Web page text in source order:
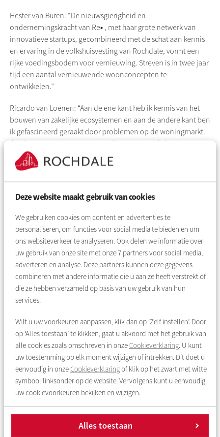
Deze website maakt gebruik van cookies
We gebruiken cookies om content en advertenties te
personaliseren, om functies voor social media te bieden en om
ons websiteverkeer te analyseren. Ook delen we informatie over
uw gebruik van onze site met onze7 partners voor social media,
adverteren en analyse. Deze partners kunnen deze gegevens
combineren met andere informatie die u aan ze heeft verstrekt of
die ze hebben verzameld op basis van uw gebruik van hun
services.
Wilt u uw voorkeuren aanpassen, klik dan op ‘Zelf instellen’. Door
op ‘Alles toestaan’ te klikken, gaat u akkoord met het gebruik van
alle cookies zoals omschreven in onze Cookieverklaring. U kunt
uw toestemming op elk moment wijzigen of intrekken. Dit doet u
eenvoudig in onze Cookieverklaringof klik op het zwart met witte
symbool linksonder op de website. Vervolgens kunt u eenvoudig
uw cookievoorkeuren bekijken en wijzigen.
Alles toestaan
Hester van Buren: “De nieuwsgierigheid en
ondernemingskracht van Re• , met haar grote netwerk van
innovatieve startups, gecombineerd met de schat aan kennis
en ervaring in de volkshuisvesting van Rochdale, vormt een
rijke voedingsbodem voor vernieuwing. Streven is in twee jaar
tijd een aantal vernieuwende woonconcepten te
ontwikkelen.”
Ricardo van Loenen: “Aan de ene kant heb ik kennis van het
bouwen van zakelijke ecosystemen en aan de andere kant ben
ik gefascineerd geraakt door problemen op de woningmarkt.
Ik wil mijn expertise graag naar de woningmarkt brengen.
Door samenwerking met Rochdale
enorm versnellen.”
Over Rochdale en Re•
Amsterdam en vanWe-Rise), Piet Groulsen Jasper Spigt (van
Mourik architecten) en richt zich op het opnieuw doordenken
van de manier waarop we betaalbare huisvesting ontwikkelen
en exploiteren voor (lage en) middeninkomens in Nederland.
Re• is eenstartupdie de aankomende jaren een vernieuwend
woonconcept wil neerzetten, daarbij ondersteund door
zwaargewichten uit devastgoed- , financiële en retailwereld
Amsterdam, opgericht in 1903. Rochdaleverhuurt bijna 38.000
woningen, voornamelijk sociaal, vanuit de visie ‘werken aan
sterke buurten’.
Meer informatie:
Pim de Ruiter, woordvoerder Rochdale : 06 2732 9801